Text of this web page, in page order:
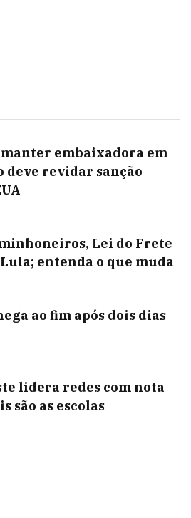
embaixadora em
deve revidar sanção
Lei do Frete
entenda o que muda
ao fim após dois dias
lidera redes com nota
são as escolas